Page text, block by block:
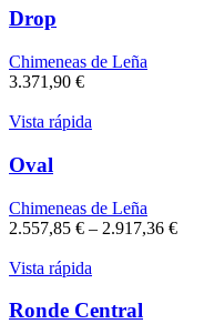
Drop
Chimeneas de Leña
3.371,90 €
Vista rápida
Oval
Chimeneas de Leña
2.557,85 € – 2.917,36 €
Vista rápida
Ronde Central